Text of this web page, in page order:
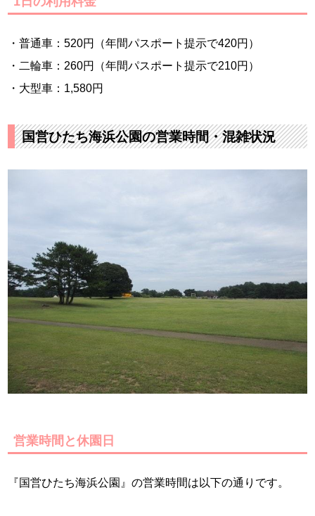
・普通車：520円（年間パスポート提示で420円）
・二輪車：260円（年間パスポート提示で210円）
・大型車：1,580円
国営ひたち海浜公園の営業時間・混雑状況
営業時間と休園日
『国営ひたち海浜公園』の営業時間は以下の通りです。